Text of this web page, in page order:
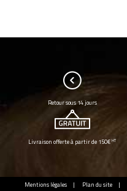
Retour sous 14 jours
Livraison offerte à partir de 150€HT
Mentions légales Plan du site